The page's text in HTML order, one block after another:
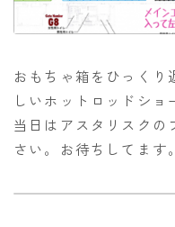
おもちゃ箱をひっく
しいホットロッドショ
当日はアスタリスクの
さい。お待ちしてます。